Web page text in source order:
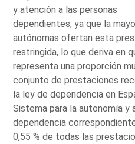
y atención a las personas
dependientes, ya que la
autónomas ofertan esta
restringida, lo que deriva en
representa una proporción
conjunto de prestaciones
la ley de dependencia en
Sistema para la autonomía y
dependencia
0,55 % de todas las